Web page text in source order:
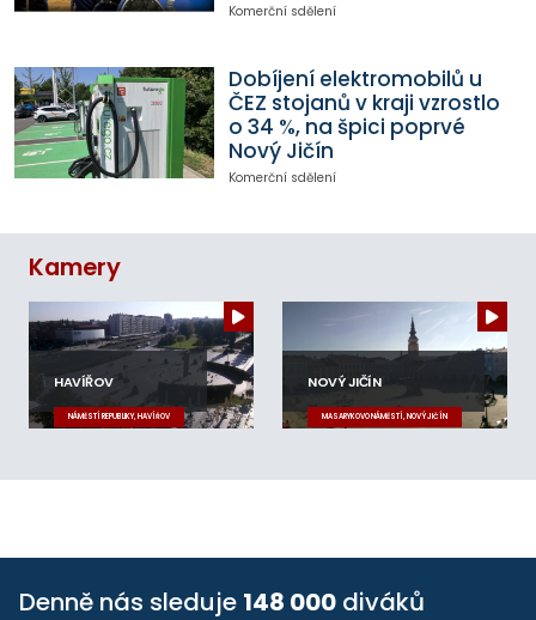
Komerční sdělení
Dobíjení elektromobilů u
ČEZ stojanů v kraji vzrostlo
o 34 %, na špici poprvé
Nový Jičín
Komerční sdělení
Kamery
HAVÍŘOV
NÁMĚSTÍ REPUBLIKY, HAVÍŘOV
NOVÝ JIČÍN
MASARYKOVO NÁMĚSTÍ, NOVÝ JIČÍN
Denně nás sleduje 148 000 diváků